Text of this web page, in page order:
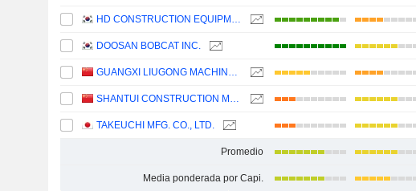
HD CONSTRUCTION EQUIPMENT CO., LTD.
DOOSAN BOBCAT INC.
GUANGXI LIUGONG MACHINERY CO., LTD.
SHANTUI CONSTRUCTION MACHINERY CO., LTD.
TAKEUCHI MFG. CO., LTD.
Promedio
Media ponderada por Capi.